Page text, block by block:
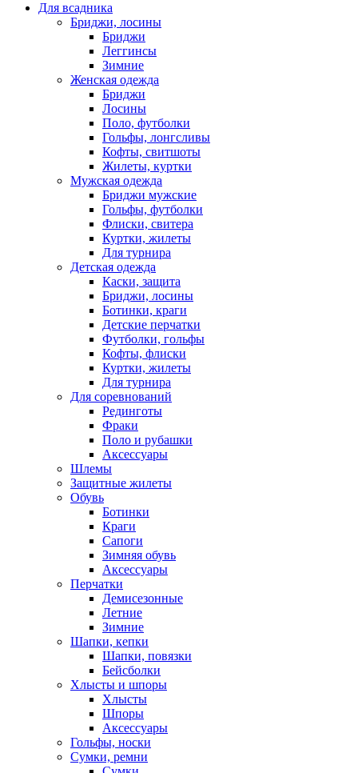
Для всадника
Бриджи, лосины
Бриджи
Леггинсы
Зимние
Женская одежда
Бриджи
Лосины
Поло, футболки
Гольфы, лонгсливы
Кофты, свитшоты
Жилеты, куртки
Мужская одежда
Бриджи мужские
Гольфы, футболки
Флиски, свитера
Куртки, жилеты
Для турнира
Детская одежда
Каски, защита
Бриджи, лосины
Ботинки, краги
Детские перчатки
Футболки, гольфы
Кофты, флиски
Куртки, жилеты
Для турнира
Для соревнований
Рединготы
Фраки
Поло и рубашки
Аксессуары
Шлемы
Защитные жилеты
Обувь
Ботинки
Краги
Сапоги
Зимняя обувь
Аксессуары
Перчатки
Демисезонные
Летние
Зимние
Шапки, кепки
Шапки, повязки
Бейсболки
Хлысты и шпоры
Хлысты
Шпоры
Аксессуары
Гольфы, носки
Сумки, ремни